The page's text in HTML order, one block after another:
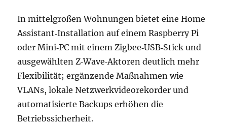
In mittelgroßen Wohnungen bietet eine Home
Assistant‑Installation auf einem Raspberry Pi
oder Mini‑PC mit einem Zigbee‑USB‑Stick und
ausgewählten Z‑Wave‑Aktoren deutlich mehr
Flexibilität; ergänzende Maßnahmen wie
VLANs, lokale Netzwerkvideorekorder und
automatisierte Backups erhöhen die
Betriebssicherheit.